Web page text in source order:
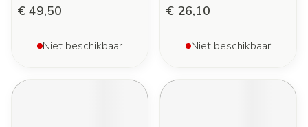
€ 49,50
Niet beschikbaar
€ 26,10
Niet beschikbaar